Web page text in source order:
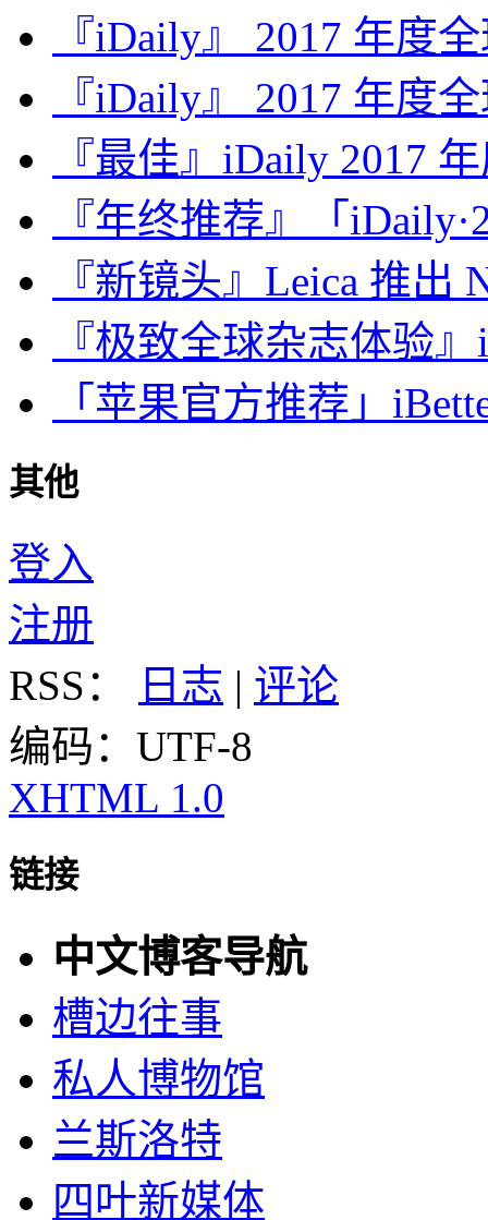
『iDaily』 2017 年度
『iDaily』 2017 年度
『最佳』iDaily 2017
『年终推荐』「
『新镜头』Leica 推出
『极致全球杂志体验
「苹果官方推荐」
其他
登入
注册
RSS：
日志 | 评论
编码：UTF-8
XHTML 1.0
链接
中文博客导航
槽边往事
私人博物馆
兰斯洛特
四叶新媒体